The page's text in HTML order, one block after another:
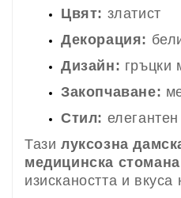
Цвят: златист
Декорация:
Дизайн: гръцки
Закопчаване:
Стил:
Тази луксозна
медицинска стомана
изискаността и